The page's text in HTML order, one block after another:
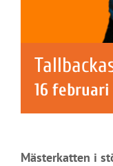
16 februari
Mästerkatten i